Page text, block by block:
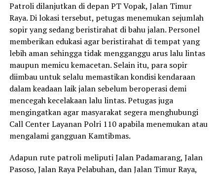
Patroli dilanjutkan di depan PT Vopak, Jalan Timur
Raya. Di lokasi tersebut, petugas menemukan sejumlah
sopir yang sedang beristirahat di bahu jalan. Personel
memberikan edukasi agar beristirahat di tempat yang
lebih aman sehingga tidak mengganggu arus lalu lintas
maupun memicu kemacetan. Selain itu, para sopir
diimbau untuk selalu memastikan kondisi kendaraan
dalam keadaan laik jalan sebelum beroperasi demi
mencegah kecelakaan lalu lintas. Petugas juga
mengingatkan agar masyarakat segera menghubungi
Call Center Layanan Polri 110 apabila menemukan atau
mengalami gangguan Kamtibmas.
Adapun rute patroli meliputi Jalan Padamarang, Jalan
Pasoso, Jalan Raya Pelabuhan, dan Jalan Timur Raya,